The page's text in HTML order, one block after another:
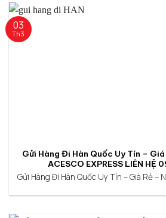
Gửi Hàng Đi Hàn Quốc Uy Tín – Giá
ACESCO EXPRESS LIÊN
Gửi Hàng Đi Hàn Quốc Uy Tín – Giá Rẻ –
03
Th3